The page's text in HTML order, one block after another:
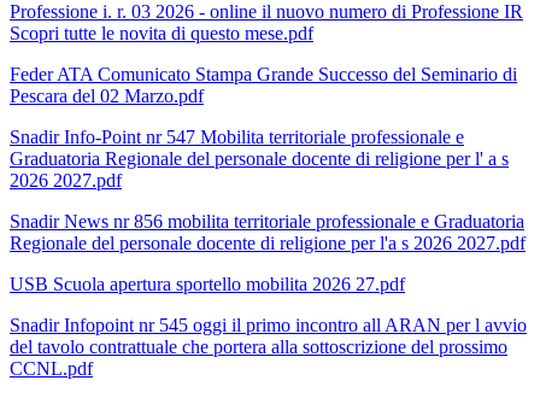
Professione i. r. 03 2026 - online il nuovo numero di Professione IR
Scopri tutte le novita di questo mese.pdf
Feder ATA Comunicato Stampa Grande Successo del Seminario di
Pescara del 02 Marzo.pdf
Snadir Info-Point nr 547 Mobilita territoriale professionale e
Graduatoria Regionale del personale docente di religione per l' a s
2026 2027.pdf
Snadir News nr 856 mobilita territoriale professionale e Graduatoria
Regionale del personale docente di religione per l'a s 2026 2027.pdf
USB Scuola apertura sportello mobilita 2026 27.pdf
Snadir Infopoint nr 545 oggi il primo incontro all ARAN per l avvio
del tavolo contrattuale che portera alla sottoscrizione del prossimo
CCNL.pdf